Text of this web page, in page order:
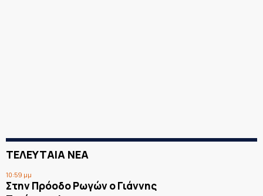
ΤΕΛΕΥΤΑΙΑ ΝΕΑ
10:59 μμ
Στην Πρόοδο Ρωγών ο Γιάννης